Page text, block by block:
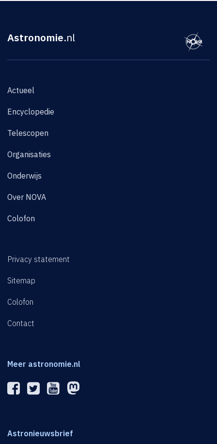
Astronomie.nl
Actueel
Encyclopedie
Telescopen
Organisaties
Onderwijs
Over NOVA
Colofon
Privacy statement
Sitemap
Colofon
Contact
Meer astronomie.nl
Astronieuwsbrief